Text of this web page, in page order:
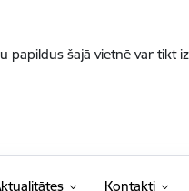
šajā vietnē var tikt
Kontakti